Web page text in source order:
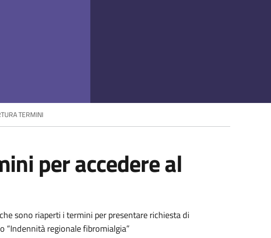
TERMINI
per accedere al
sono riaperti i termini per presentare richiesta di
“Indennità regionale fibromialgia”